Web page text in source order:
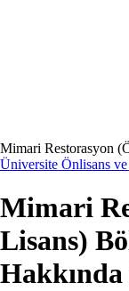
Mimari Restorasyon
Üniversite Önlisans
Mimari
Lisans)